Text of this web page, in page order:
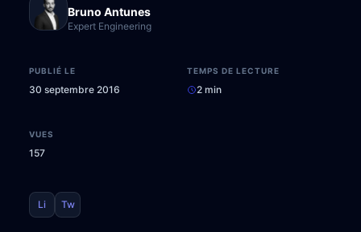
Bruno Antunes
Expert Engineering
PUBLIÉ LE
30 septembre 2016
TEMPS DE LECTURE
2 min
VUES
157
Li Tw